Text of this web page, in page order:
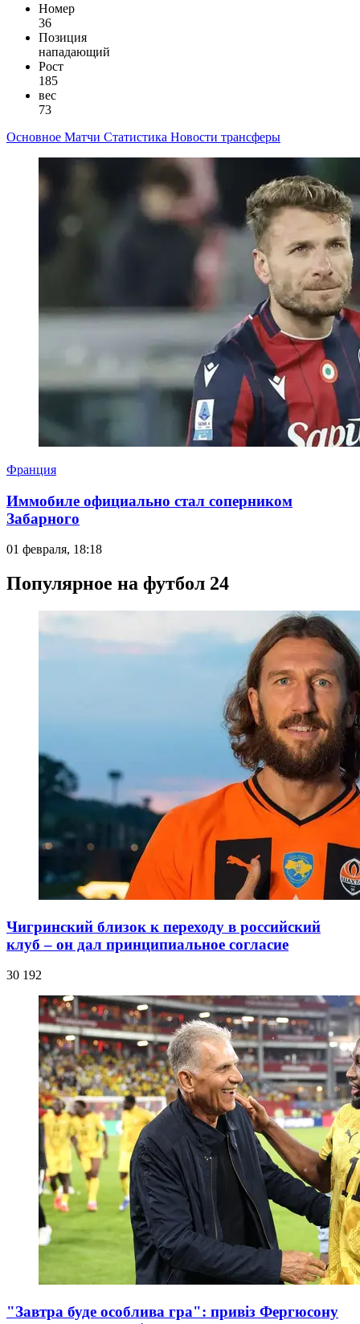
Номер
36
Позиция
нападающий
Рост
185
вес
73
Основное Матчи Статистика Новости трансферы
Франция
Иммобиле официально стал соперником
Забарного
01 февраля, 18:18
Популярное на футбол 24
Чигринский близок к переходу в российский
клуб – он дал принципиальное согласие
30 192
"Завтра буде особлива гра": привіз Фергюсону